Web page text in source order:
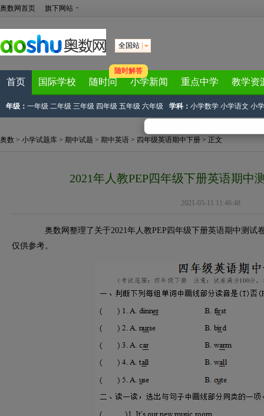
奥数网首页 旗下网站
全国站
首页 国际学校 随时问
随时解答
小学新闻 重点中学 教学资
年级： 一年级 二年级 三年级 四年级 五年级 六年级 学科： 小学数学 小学语文 小
奥数 > 小学试题库 > 期中试题 > 期中英语 > 四年级英语期中下册 > 正文
2021年人教PEP四年级下册英语期中
2021-05-11 11:46:48
奥数网整理了关于2021年人教PEP四年级下册英语期中测试
仅供参考。